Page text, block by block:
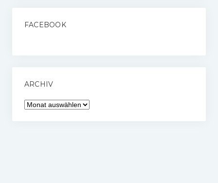
FACEBOOK
ARCHIV
Archiv